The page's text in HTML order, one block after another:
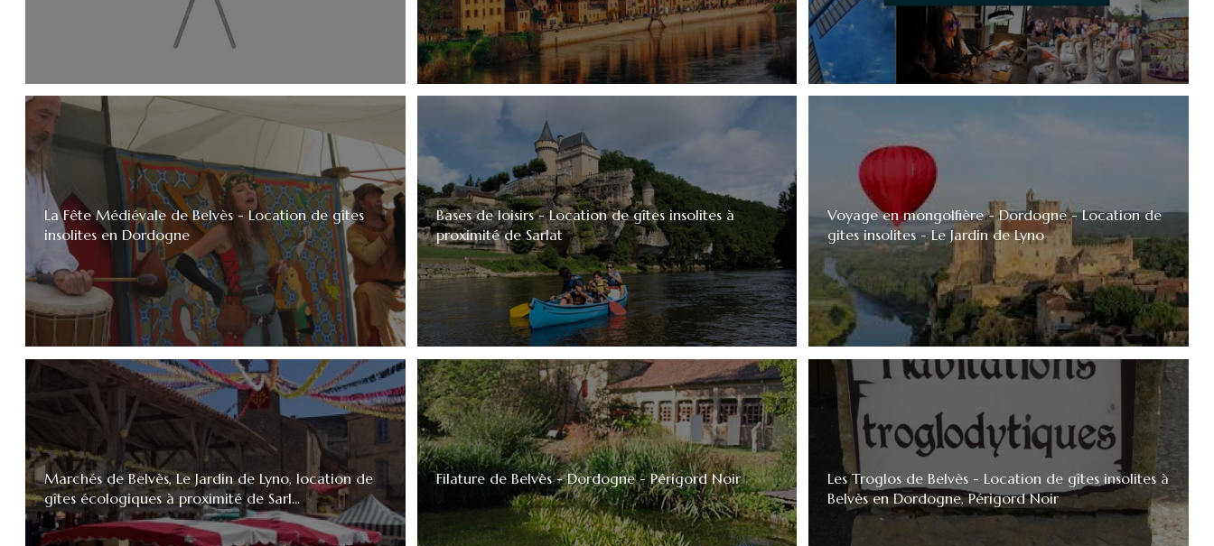
La Fête Médiévale de Belvès - Location de gîtes
insolites en Dordogne
Bases de loisirs - Location de gîtes insolites à
proximité de Sarlat
Voyage en mongolfière - Dordogne - Location de
gites insolites - Le Jardin de Lyno
Marchés de Belvès, Le Jardin de Lyno, location de
gîtes écologiques à proximité de Sarl...
Filature de Belvès - Dordogne - Périgord Noir
Les Troglos de Belvès - Location de gîtes insolites à
Belvès en Dordogne, Périgord Noir